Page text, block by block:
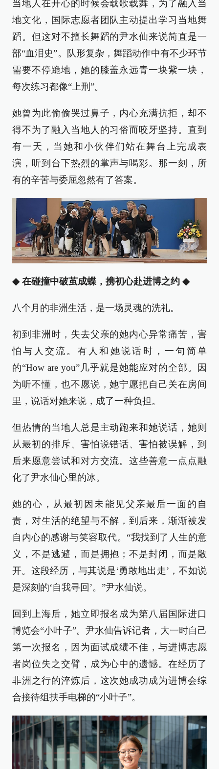
当地人在开心的时候会载歌载舞，为了融入当
地文化，国际志愿者团队主动提出学习当地舞
蹈。但这对不擅长舞蹈的尹水仙来说简直是一
部“血泪史”。队形复杂，舞蹈动作中有不少环节
需要不停跪地，她的膝盖永远青一块紫一块，
每次练习都像“上刑”。
她曾为此偷偷哭过鼻子，内心充满抗拒，却不
得不为了融入当地人的习俗而咬牙坚持。直到
有一天，当她和小伙伴们站在舞台上完成表
演，听到台下热烈的掌声与喝彩。那一刻，所
有的辛苦与委屈忽然有了答案。
◆ 在碰撞中破茧成蝶，携初心赴进博之约 ◆
八个月的非洲生活，是一场灵魂的洗礼。
初到非洲时，失去父亲的她内心异常痛苦，害
怕与人交流。有人和她说话时，一句简单
的“How are you”几乎就是她能应对的全部。因
为听不懂，也不愿说，她宁愿把自己关在房间
里，说话对她来说，成了一种负担。
但热情的当地人总是主动跑来和她说话，她则
从最初的排斥、害怕说错话、害怕被误解，到
后来愿意尝试和对方交流。这些善意一点点融
化了尹水仙心里的冰。
她的心，从最初因未能见父亲最后一面的自
责，对生活的绝望与不解，到后来，渐渐被发
自内心的感谢与笑容取代。“我找到了人生的意
义，不是逃避，而是拥抱；不是封闭，而是敞
开。这段经历，与其说是‘勇敢地出走’，不如说
是深刻的‘自我寻回’。”尹水仙说。
回到上海后，她立即报名成为第八届国际进口
博览会“小叶子”。尹水仙告诉记者，大一时自己
第一次报名，因为面试成绩不佳，与进博志愿
者岗位失之交臂，成为心中的遗憾。在经历了
非洲之行的淬炼后，这次她成功成为进博会综
合接待组扶手电梯的“小叶子”。